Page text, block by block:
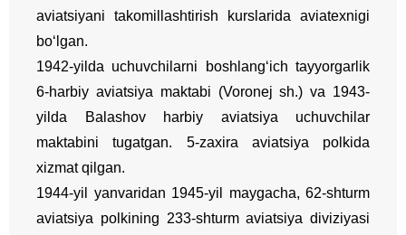
aviatsiyani takomillashtirish kurslarida aviatexnigi
bo‘lgan.
1942-yilda uchuvchilarni boshlang‘ich tayyorgarlik
6-harbiy aviatsiya maktabi (Voronej sh.) va 1943-
yilda Balashov harbiy aviatsiya uchuvchilar
maktabini tugatgan. 5-zaxira aviatsiya polkida
xizmat qilgan.
1944-yil yanvaridan 1945-yil maygacha, 62-shturm
aviatsiya polkining 233-shturm aviatsiya diviziyasi